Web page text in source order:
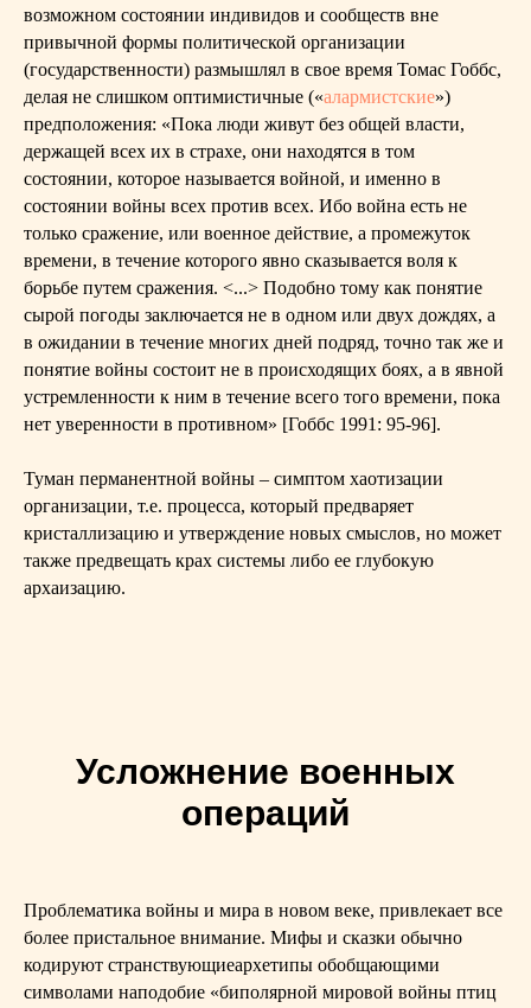
возможном состоянии индивидов и сообществ вне
привычной формы политической организации
(государственности) размышлял в свое время Томас Гоббс,
делая не слишком оптимистичные («алармистские»)
предположения: «Пока люди живут без общей власти,
держащей всех их в страхе, они находятся в том
состоянии, которое называется войной, и именно в
состоянии войны всех против всех. Ибо война есть не
только сражение, или военное действие, а промежуток
времени, в течение которого явно сказывается воля к
борьбе путем сражения. <...> Подобно тому как понятие
сырой погоды заключается не в одном или двух дождях, а
в ожидании в течение многих дней подряд, точно так же и
понятие войны состоит не в происходящих боях, а в явной
устремленности к ним в течение всего того времени, пока
нет уверенности в противном» [Гоббс 1991: 95-96].
Туман перманентной войны – симптом хаотизации
организации, т.е. процесса, который предваряет
кристаллизацию и утверждение новых смыслов, но может
также предвещать крах системы либо ее глубокую
архаизацию.
Усложнение военных
операций
Проблематика войны и мира в новом веке, привлекает все
более пристальное внимание. Мифы и сказки обычно
кодируют странствующиеархетипы обобщающими
символами наподобие «биполярной мировой войны птиц